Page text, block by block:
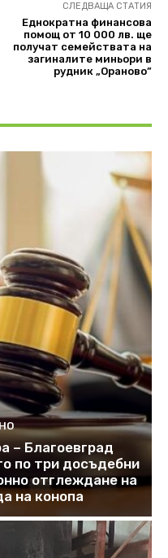
СЛЕДВАЩА СТАТИЯ
Еднократна финансова
помощ от 10 000 лв. ще
получат семействата на
загиналите миньори в
рудник „Ораново”
– Благоевград
по три досъдебни
отглеждане на
на конопа